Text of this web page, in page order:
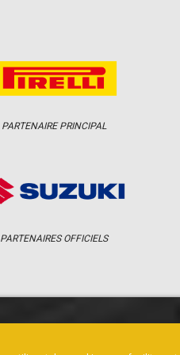
PARTENAIRE PRINCIPAL
PARTENAIRES OFFICIELS